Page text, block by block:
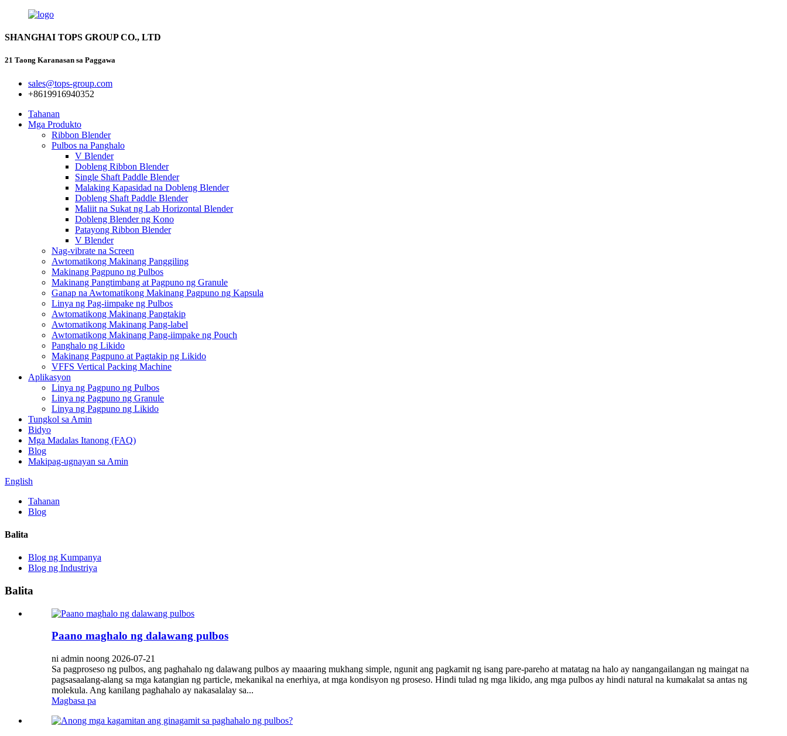
SHANGHAI TOPS GROUP CO., LTD
21 Taong Karanasan sa Paggawa
sales@tops-group.com
+8619916940352
Tahanan
Mga Produkto
Ribbon Blender
Pulbos na Panghalo
V Blender
Dobleng Ribbon Blender
Single Shaft Paddle Blender
Malaking Kapasidad na Dobleng Blender
Dobleng Shaft Paddle Blender
Maliit na Sukat ng Lab Horizontal Blender
Dobleng Blender ng Kono
Patayong Ribbon Blender
V Blender
Nag-vibrate na Screen
Awtomatikong Makinang Panggiling
Makinang Pagpuno ng Pulbos
Makinang Pangtimbang at Pagpuno ng Granule
Ganap na Awtomatikong Makinang Pagpuno ng Kapsula
Linya ng Pag-iimpake ng Pulbos
Awtomatikong Makinang Pangtakip
Awtomatikong Makinang Pang-label
Awtomatikong Makinang Pang-iimpake ng Pouch
Panghalo ng Likido
Makinang Pagpuno at Pagtakip ng Likido
VFFS Vertical Packing Machine
Aplikasyon
Linya ng Pagpuno ng Pulbos
Linya ng Pagpuno ng Granule
Linya ng Pagpuno ng Likido
Tungkol sa Amin
Bidyo
Mga Madalas Itanong (FAQ)
Blog
Makipag-ugnayan sa Amin
English
Tahanan
Blog
Balita
Blog ng Kumpanya
Blog ng Industriya
Balita
Paano maghalo ng dalawang pulbos
ni admin noong 2026-07-21
Sa pagproseso ng pulbos, ang paghahalo ng dalawang pulbos ay maaaring mukhang simple, ngunit ang pagkamit ng isang pare-pareho at matatag na halo ay nangangailangan ng maingat na
pagsasaalang-alang sa mga katangian ng particle, mekanikal na enerhiya, at mga kondisyon ng proseso. Hindi tulad ng mga likido, ang mga pulbos ay hindi natural na kumakalat sa antas ng
molekula. Ang kanilang paghahalo ay nakasalalay sa...
Magbasa pa